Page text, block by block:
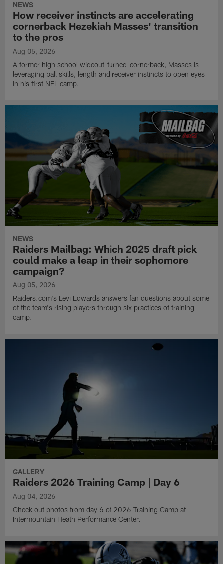
NEWS
How receiver instincts are accelerating
cornerback Hezekiah Masses' transition
to the pros
Aug 05, 2026
A former high school wideout-turned-cornerback, Masses is
leveraging ball skills, length and receiver instincts to open eyes
in his first NFL camp.
NEWS
Raiders Mailbag: Which 2025 draft pick
could make a leap in their sophomore
campaign?
Aug 05, 2026
Raiders.com's Levi Edwards answers fan questions about some
of the team's rising players through six practices of training
camp.
GALLERY
Raiders 2026 Training Camp | Day 6
Aug 04, 2026
Check out photos from day 6 of 2026 Training Camp at
Intermountain Heath Performance Center.